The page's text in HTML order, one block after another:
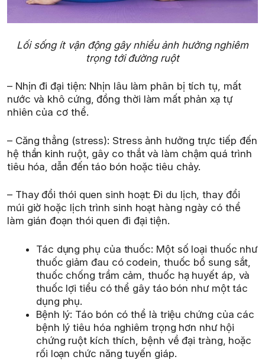
Lối sống ít vận động gây nhiều ảnh hưởng nghiêm
trọng tới đường ruột
– Nhịn đi đại tiện: Nhịn lâu làm phân bị tích tụ, mất
nước và khô cứng, đồng thời làm mất phản xạ tự
nhiên của cơ thể.
– Căng thẳng (stress): Stress ảnh hưởng trực tiếp đến
hệ thần kinh ruột, gây co thắt và làm chậm quá trình
tiêu hóa, dẫn đến táo bón hoặc tiêu chảy.
– Thay đổi thói quen sinh hoạt: Đi du lịch, thay đổi
múi giờ hoặc lịch trình sinh hoạt hàng ngày có thể
làm gián đoạn thói quen đi đại tiện.
Tác dụng phụ của thuốc: Một số loại thuốc như
thuốc giảm đau có codein, thuốc bổ sung sắt,
thuốc chống trầm cảm, thuốc hạ huyết áp, và
thuốc lợi tiểu có thể gây táo bón như một tác
dụng phụ.
Bệnh lý: Táo bón có thể là triệu chứng của các
bệnh lý tiêu hóa nghiêm trọng hơn như hội
chứng ruột kích thích, bệnh về đại tràng, hoặc
rối loạn chức năng tuyến giáp.